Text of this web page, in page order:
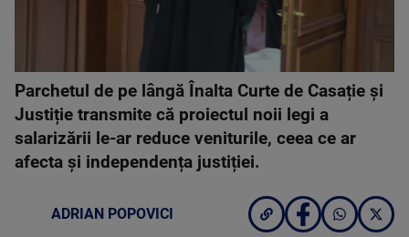
Parchetul de pe lângă Înalta Curte de Casație și
Justiție transmite că proiectul noii legi a
salarizării le-ar reduce veniturile, ceea ce ar
afecta și independența justiției.
ADRIAN POPOVICI